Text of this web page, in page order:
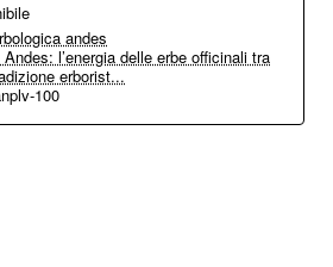
andes
l’energia delle erbe officinali tra
erborist...
100